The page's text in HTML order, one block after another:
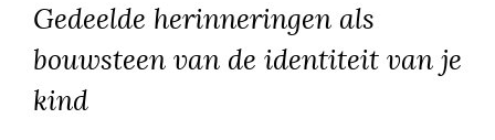
Gedeelde herinneringen als
bouwsteen van de identiteit van je
kind